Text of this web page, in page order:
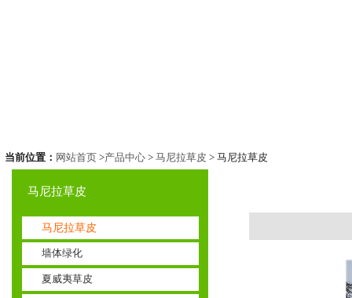
当前位置： 网站首页 >产品中心 > 马尼拉草皮 > 马尼拉草皮
马尼拉草皮
马尼拉草皮
墙体绿化
夏威夷草皮